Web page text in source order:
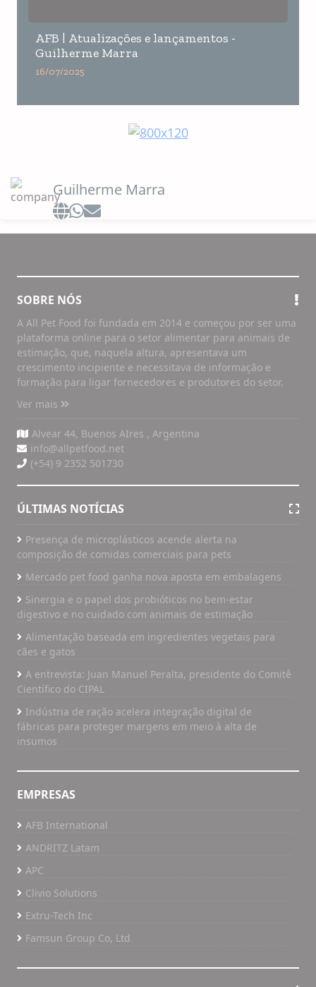
AFB | Atualizações e lançamentos -
Guilherme Marra
16/07/2025
Guilherme Marra
SOBRE NÓS
A All Pet Food foi fundada em 2014 e começou por ser uma
plataforma online para o setor alimentar para animais de
estimação, que, naquela altura, apresentava um
crescimento incipiente e necessitava de informação e
formação para ligar fornecedores e produtores do setor.
Ver mais
Alvear 44, Buenos AIres , Argentina
info@allpetfood.net
(+54) 9 2352 501730
ÚLTIMAS NOTÍCIAS
Presença de microplásticos acende alerta na
composição de comidas comerciais para pets
Mercado pet food ganha nova aposta em embalagens
Sinergia e o papel dos probióticos no bem-estar
digestivo e no cuidado com animais de estimação
Alimentação baseada em ingredientes vegetais para
cães e gatos
A entrevista: Juan Manuel Peralta, presidente do Comitê
Científico do CIPAL
Indústria de ração acelera integração digital de
fábricas para proteger margens em meio à alta de
insumos
EMPRESAS
AFB International
ANDRITZ Latam
APC
Clivio Solutions
Extru-Tech Inc
Famsun Group Co, Ltd